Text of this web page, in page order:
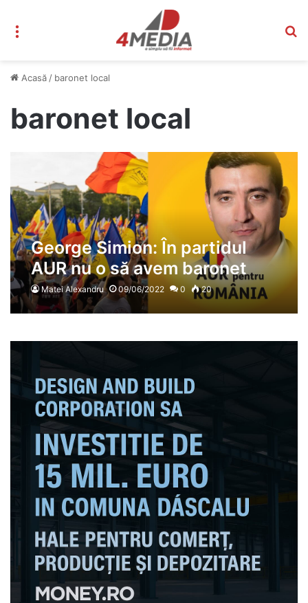
Acasă / baronet local
baronet local
George Simion: În partidul
AUR nu o să avem baronet
local
Matei Alexandru 09/06/2022 0 20